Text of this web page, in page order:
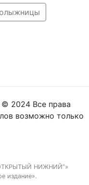
2024 Все права
возможно только
НИЖНИЙ”»
издание».